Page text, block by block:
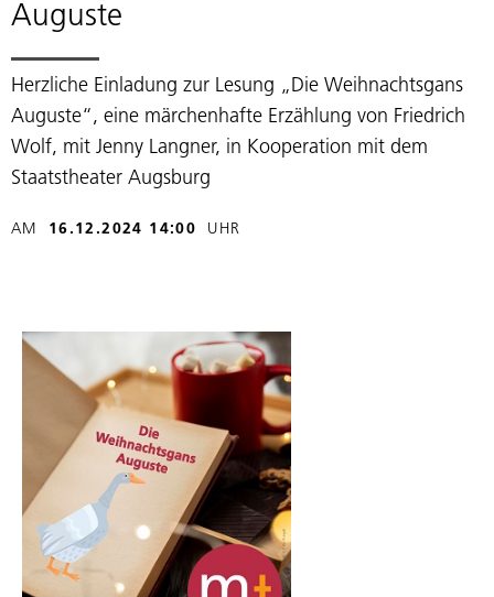
Auguste
Herzliche Einladung zur Lesung „Die Weihnachtsgans
Auguste“, eine märchenhafte Erzählung von Friedrich
Wolf, mit Jenny Langner, in Kooperation mit dem
Staatstheater Augsburg
AM 16.12.2024 14:00 UHR